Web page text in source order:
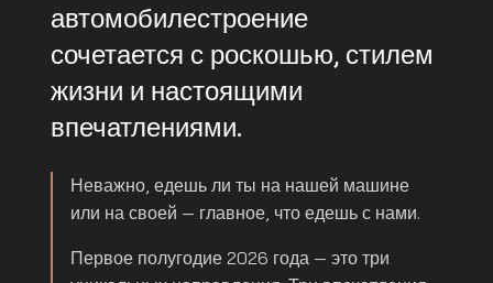
автомобилестроение
сочетается с роскошью, стилем
жизни и настоящими
впечатлениями.
Неважно, едешь ли ты на нашей машине
или на своей — главное, что едешь с нами.
Первое полугодие 2026 года — это три